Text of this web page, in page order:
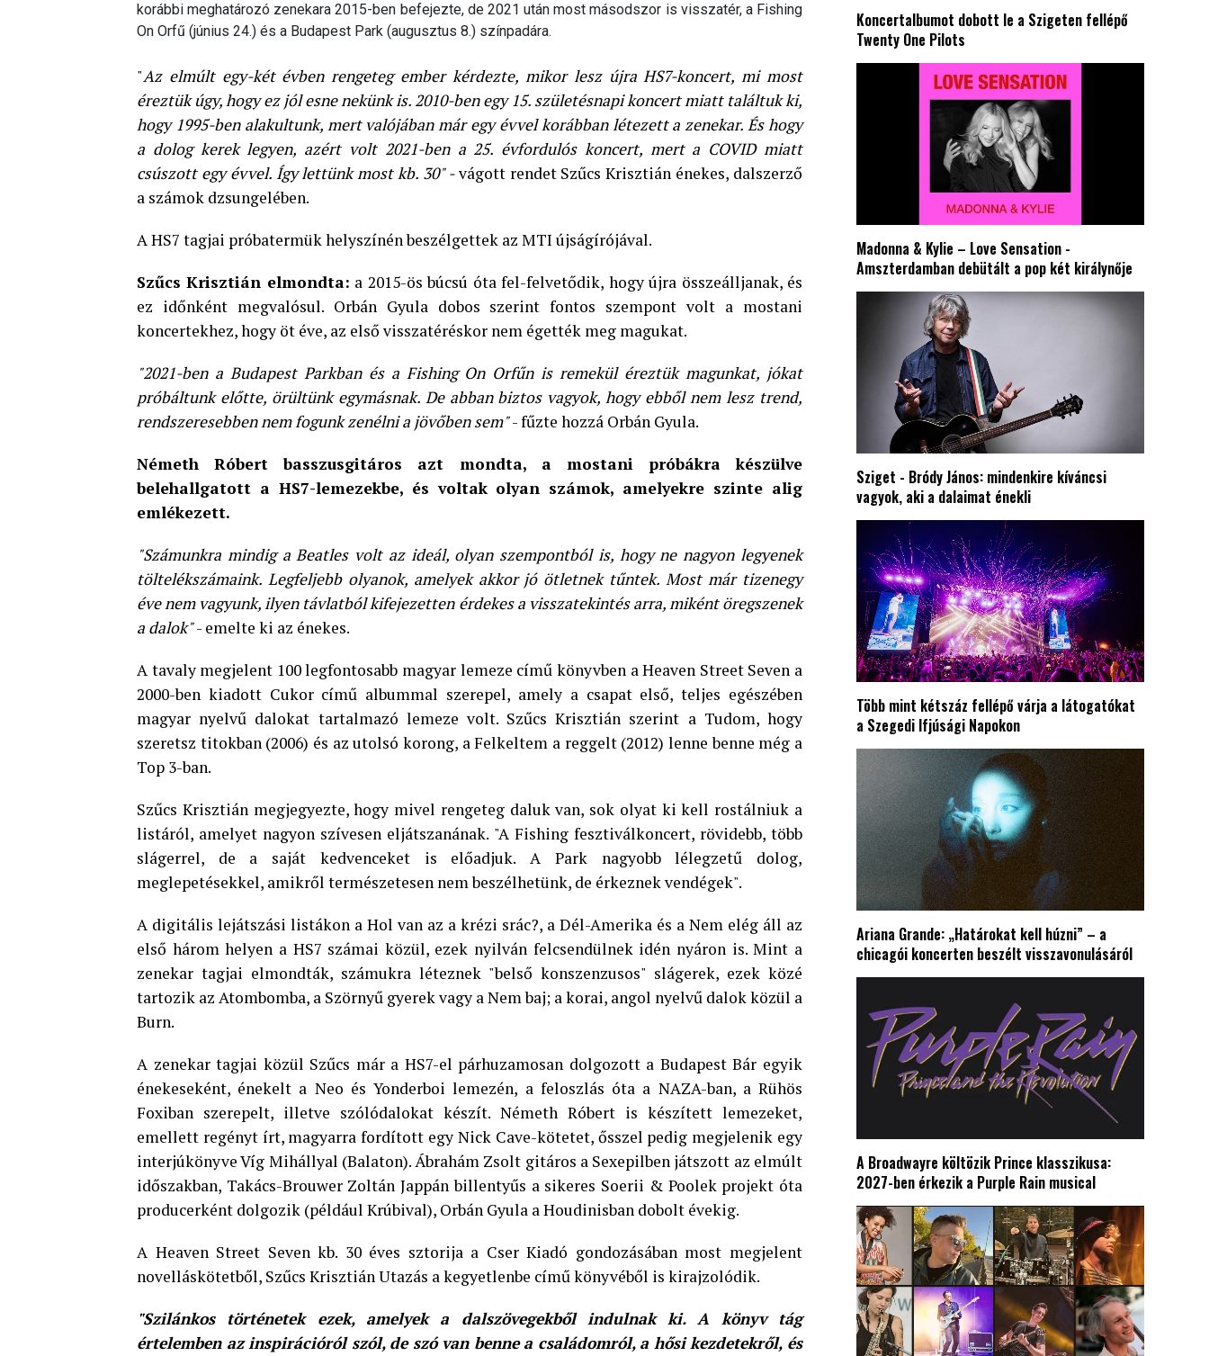
korábbi meghatározó zenekara 2015-ben befejezte, de 2021 után most másodszor is visszatér, a Fishing
On Orfű (június 24.) és a Budapest Park (augusztus 8.) színpadára.
"Az elmúlt egy-két évben rengeteg ember kérdezte, mikor lesz újra HS7-koncert, mi most
éreztük úgy, hogy ez jól esne nekünk is. 2010-ben egy 15. születésnapi koncert miatt találtuk ki,
hogy 1995-ben alakultunk, mert valójában már egy évvel korábban létezett a zenekar. És hogy
a dolog kerek legyen, azért volt 2021-ben a 25. évfordulós koncert, mert a COVID miatt
csúszott egy évvel. Így lettünk most kb. 30" -vágott rendet Szűcs Krisztián énekes, dalszerző
a számok dzsungelében.
A HS7 tagjai próbatermük helyszínén beszélgettek az MTI újságírójával.
Szűcs Krisztián elmondta: a 2015-ös búcsú óta fel-felvetődik, hogy újra összeálljanak, és
ez időnként megvalósul. Orbán Gyula dobos szerint fontos szempont volt a mostani
koncertekhez, hogy öt éve, az első visszatéréskor nem égették meg magukat.
"2021-ben a Budapest Parkban és a Fishing On Orfűn is remekül éreztük magunkat, jókat
próbáltunk előtte, örültünk egymásnak. De abban biztos vagyok, hogy ebből nem lesz trend,
rendszeresebben nem fogunk zenélni a jövőben sem"- fűzte hozzá Orbán Gyula.
Németh Róbert basszusgitáros azt mondta, a mostani próbákra készülve
belehallgatott a HS7-lemezekbe, és voltak olyan számok, amelyekre szinte alig
emlékezett.
"Számunkra mindig a Beatles volt az ideál, olyan szempontból is, hogy ne nagyon legyenek
töltelékszámaink. Legfeljebb olyanok, amelyek akkor jó ötletnek tűntek. Most már tizenegy
éve nem vagyunk, ilyen távlatból kifejezetten érdekes a visszatekintés arra, miként öregszenek
a dalok"- emelte ki az énekes.
A tavaly megjelent 100 legfontosabb magyar lemeze című könyvben a Heaven Street Seven a
2000-ben kiadott Cukor című albummal szerepel, amely a csapat első, teljes egészében
magyar nyelvű dalokat tartalmazó lemeze volt. Szűcs Krisztián szerint a Tudom, hogy
szeretsz titokban (2006) és az utolsó korong, a Felkeltem a reggelt (2012) lenne benne még a
Top 3-ban.
Szűcs Krisztián megjegyezte, hogy mivel rengeteg daluk van, sok olyat ki kell rostálniuk a
listáról, amelyet nagyon szívesen eljátszanának. "A Fishing fesztiválkoncert, rövidebb, több
slágerrel, de a saját kedvenceket is előadjuk. A Park nagyobb lélegzetű dolog,
meglepetésekkel, amikről természetesen nem beszélhetünk, de érkeznek vendégek".
A digitális lejátszási listákon a Hol van az a krézi srác?, a Dél-Amerika és a Nem elég áll az
első három helyen a HS7 számai közül, ezek nyilván felcsendülnek idén nyáron is. Mint a
zenekar tagjai elmondták, számukra léteznek "belső konszenzusos" slágerek, ezek közé
tartozik az Atombomba, a Szörnyű gyerek vagy a Nem baj; a korai, angol nyelvű dalok közül a
Burn.
A zenekar tagjai közül Szűcs már a HS7-el párhuzamosan dolgozott a Budapest Bár egyik
énekeseként, énekelt a Neo és Yonderboi lemezén, a feloszlás óta a NAZA-ban, a Rühös
Foxiban szerepelt, illetve szólódalokat készít. Németh Róbert is készített lemezeket,
emellett regényt írt, magyarra fordított egy Nick Cave-kötetet, ősszel pedig megjelenik egy
interjúkönyve Víg Mihállyal (Balaton). Ábrahám Zsolt gitáros a Sexepilben játszott az elmúlt
időszakban, Takács-Brouwer Zoltán Jappán billentyűs a sikeres Soerii & Poolek projekt óta
producerként dolgozik (például Krúbival), Orbán Gyula a Houdinisban dobolt évekig.
A Heaven Street Seven kb. 30 éves sztorija a Cser Kiadó gondozásában most megjelent
novelláskötetből, Szűcs Krisztián Utazás a kegyetlenbe című könyvéből is kirajzolódik.
"Szilánkos történetek ezek, amelyek a dalszövegekből indulnak ki. A könyv tág
értelemben az inspirációról szól, de szó van benne a családomról, a hősi kezdetekről, és
Koncertalbumot dobott le a Szigeten fellépő
Twenty One Pilots
Madonna & Kylie – Love Sensation -
Amszterdamban debütált a pop két királynője
Sziget - Bródy János: mindenkire kíváncsi
vagyok, aki a dalaimat énekli
Több mint kétszáz fellépő várja a látogatókat
a Szegedi Ifjúsági Napokon
Ariana Grande: „Határokat kell húzni” – a
chicagói koncerten beszélt visszavonulásáról
A Broadwayre költözik Prince klasszikusa:
2027-ben érkezik a Purple Rain musical